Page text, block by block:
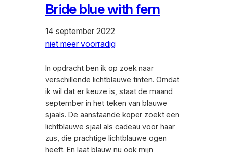
Bride blue with fern
14 september 2022
niet meer voorradig
In opdracht ben ik op zoek naar
verschillende lichtblauwe tinten. Omdat
ik wil dat er keuze is, staat de maand
september in het teken van blauwe
sjaals. De aanstaande koper zoekt een
lichtblauwe sjaal als cadeau voor haar
zus, die prachtige lichtblauwe ogen
heeft. En laat blauw nu ook mijn